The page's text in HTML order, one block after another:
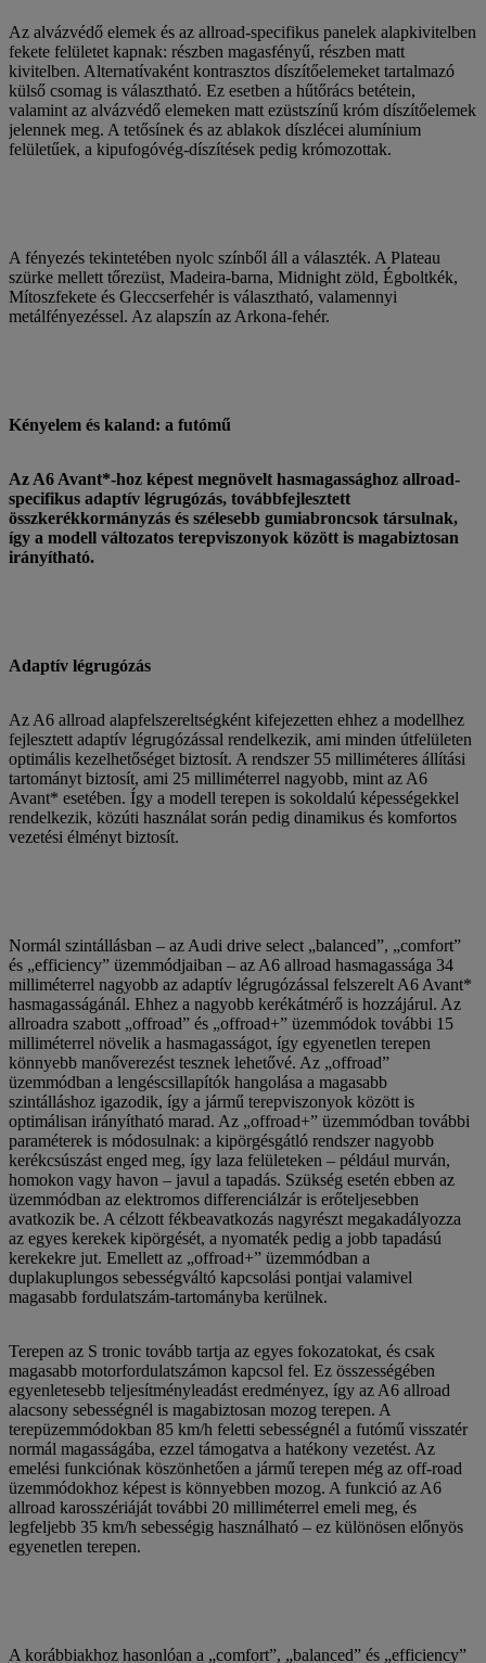
Az alvázvédő elemek és az allroad-specifikus panelek alapkivitelben
fekete felületet kapnak: részben magasfényű, részben matt
kivitelben. Alternatívaként kontrasztos díszítőelemeket tartalmazó
külső csomag is választható. Ez esetben a hűtőrács betétein,
valamint az alvázvédő elemeken matt ezüstszínű króm díszítőelemek
jelennek meg. A tetősínek és az ablakok díszlécei alumínium
felületűek, a kipufogóvég-díszítések pedig krómozottak.
A fényezés tekintetében nyolc színből áll a választék. A Plateau
szürke mellett tőrezüst, Madeira-barna, Midnight zöld, Égboltkék,
Mítoszfekete és Gleccserfehér is választható, valamennyi
metálfényezéssel. Az alapszín az Arkona-fehér.
Kényelem és kaland: a futómű
Az A6 Avant*-hoz képest megnövelt hasmagassághoz allroad-
specifikus adaptív légrugózás, továbbfejlesztett
összkerékkormányzás és szélesebb gumiabroncsok társulnak,
így a modell változatos terepviszonyok között is magabiztosan
irányítható.
Adaptív légrugózás
Az A6 allroad alapfelszereltségként kifejezetten ehhez a modellhez
fejlesztett adaptív légrugózással rendelkezik, ami minden útfelületen
optimális kezelhetőséget biztosít. A rendszer 55 milliméteres állítási
tartományt biztosít, ami 25 milliméterrel nagyobb, mint az A6
Avant* esetében. Így a modell terepen is sokoldalú képességekkel
rendelkezik, közúti használat során pedig dinamikus és komfortos
vezetési élményt biztosít.
Normál szintállásban – az Audi drive select „balanced”, „comfort”
és „efficiency” üzemmódjaiban – az A6 allroad hasmagassága 34
milliméterrel nagyobb az adaptív légrugózással felszerelt A6 Avant*
hasmagasságánál. Ehhez a nagyobb kerékátmérő is hozzájárul. Az
allroadra szabott „offroad” és „offroad+” üzemmódok további 15
milliméterrel növelik a hasmagasságot, így egyenetlen terepen
könnyebb manőverezést tesznek lehetővé. Az „offroad”
üzemmódban a lengéscsillapítók hangolása a magasabb
szintálláshoz igazodik, így a jármű terepviszonyok között is
optimálisan irányítható marad. Az „offroad+” üzemmódban további
paraméterek is módosulnak: a kipörgésgátló rendszer nagyobb
kerékcsúszást enged meg, így laza felületeken – például murván,
homokon vagy havon – javul a tapadás. Szükség esetén ebben az
üzemmódban az elektromos differenciálzár is erőteljesebben
avatkozik be. A célzott fékbeavatkozás nagyrészt megakadályozza
az egyes kerekek kipörgését, a nyomaték pedig a jobb tapadású
kerekekre jut. Emellett az „offroad+” üzemmódban a
duplakuplungos sebességváltó kapcsolási pontjai valamivel
magasabb fordulatszám-tartományba kerülnek.
Terepen az S tronic tovább tartja az egyes fokozatokat, és csak
magasabb motorfordulatszámon kapcsol fel. Ez összességében
egyenletesebb teljesítményleadást eredményez, így az A6 allroad
alacsony sebességnél is magabiztosan mozog terepen. A
terepüzemmódokban 85 km/h feletti sebességnél a futómű visszatér
normál magasságába, ezzel támogatva a hatékony vezetést. Az
emelési funkciónak köszönhetően a jármű terepen még az off-road
üzemmódokhoz képest is könnyebben mozog. A funkció az A6
allroad karosszériáját további 20 milliméterrel emeli meg, és
legfeljebb 35 km/h sebességig használható – ez különösen előnyös
egyenetlen terepen.
A korábbiakhoz hasonlóan a „comfort”, „balanced” és „efficiency”